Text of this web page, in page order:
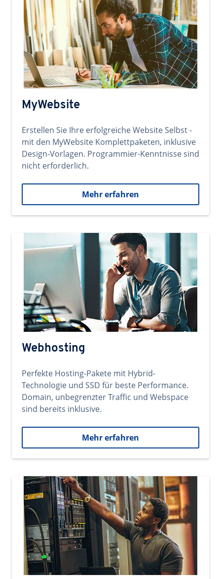
MyWebsite
Erstellen Sie Ihre erfolgreiche Website Selbst -
mit den MyWebsite Komplettpaketen, inklusive
Design-Vorlagen. Programmier-Kenntnisse sind
nicht erforderlich.
Mehr erfahren
Webhosting
Perfekte Hosting-Pakete mit Hybrid-
Technologie und SSD für beste Performance.
Domain, unbegrenzter Traffic und Webspace
sind bereits inklusive.
Mehr erfahren